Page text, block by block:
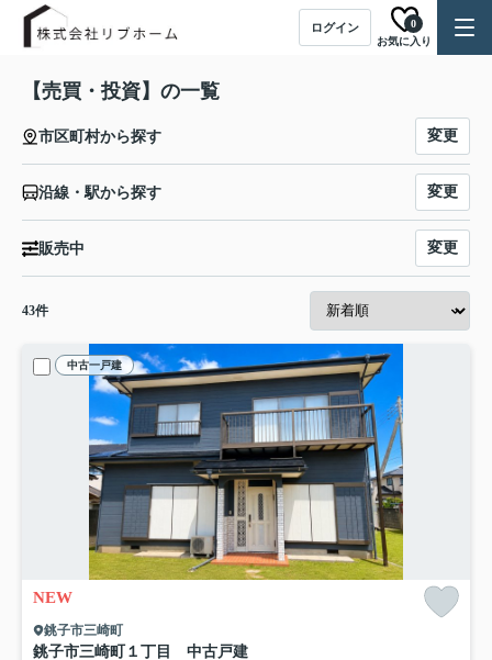
ログイン
お気に入り
0
【売買・投資】の一覧
市区町村から探す 変更
沿線・駅から探す 変更
販売中 変更
43件
中古一戸建
NEW
銚子市三崎町
銚子市三崎町１丁目 中古戸建